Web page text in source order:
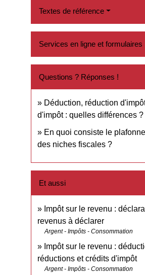
Textes de référence
Services en ligne et formulaires
Questions ? Réponses !
Déduction, réduction
d'impôt : quelles différences ?
En quoi consiste le
des niches fiscales ?
Et aussi
Impôt sur le revenu :
revenus à déclarer
Argent - Impôts - Consommation
Impôt sur le revenu :
réductions et crédits d'impôt
Argent - Impôts - Consommation